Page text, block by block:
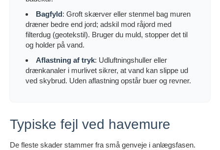
Bagfyld: Groft skærver eller stenmel bag muren
dræner bedre end jord; adskil mod råjord med
filterdug (geotekstil). Bruger du muld, stopper det til
og holder på vand.
Aflastning af tryk: Udluftningshuller eller
drænkanaler i murlivet sikrer, at vand kan slippe ud
ved skybrud. Uden aflastning opstår buer og revner.
Typiske fejl ved havemure
De fleste skader stammer fra små genveje i anlægsfasen.